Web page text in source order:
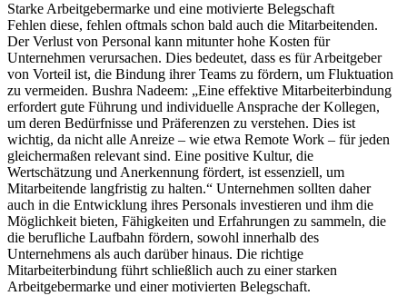
Starke Arbeitgebermarke und eine motivierte Belegschaft
Fehlen diese, fehlen oftmals schon bald auch die Mitarbeitenden.
Der Verlust von Personal kann mitunter hohe Kosten für
Unternehmen verursachen. Dies bedeutet, dass es für Arbeitgeber
von Vorteil ist, die Bindung ihrer Teams zu fördern, um Fluktuation
zu vermeiden. Bushra Nadeem: „Eine effektive Mitarbeiterbindung
erfordert gute Führung und individuelle Ansprache der Kollegen,
um deren Bedürfnisse und Präferenzen zu verstehen. Dies ist
wichtig, da nicht alle Anreize – wie etwa Remote Work – für jeden
gleichermaßen relevant sind. Eine positive Kultur, die
Wertschätzung und Anerkennung fördert, ist essenziell, um
Mitarbeitende langfristig zu halten.“ Unternehmen sollten daher
auch in die Entwicklung ihres Personals investieren und ihm die
Möglichkeit bieten, Fähigkeiten und Erfahrungen zu sammeln, die
die berufliche Laufbahn fördern, sowohl innerhalb des
Unternehmens als auch darüber hinaus. Die richtige
Mitarbeiterbindung führt schließlich auch zu einer starken
Arbeitgebermarke und einer motivierten Belegschaft.